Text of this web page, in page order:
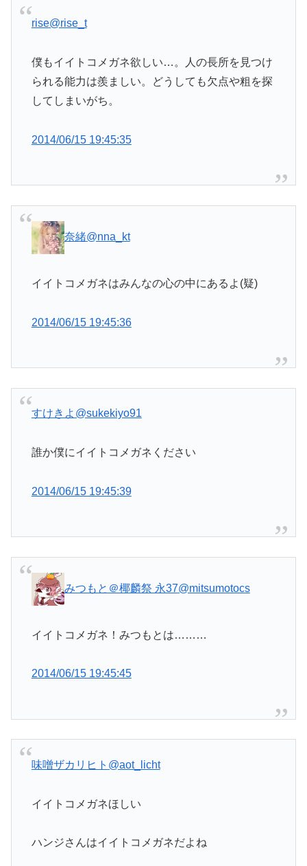
rise@rise_t
僕もイイトコメガネ欲しい…。人の長所を見つけ
られる能力は羨ましい。どうしても欠点や粗を探
してしまいがち。
2014/06/15 19:45:35
奈緒@nna_kt
イイトコメガネはみんなの心の中にあるよ(疑)
2014/06/15 19:45:36
すけきよ @sukekiyo91
誰か僕にイイトコメガネください
2014/06/15 19:45:39
みつもと＠椰麟祭 永37@mitsumotocs
イイトコメガネ！みつもとは………
2014/06/15 19:45:45
味噌ザカリヒト @aot_licht
イイトコメガネほしい
ハンジさんはイイトコメガネだよね